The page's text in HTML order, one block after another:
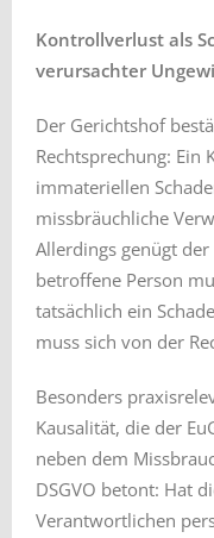
Kontrollverlust als
verursachter
Der Gerichtshof
Rechtsprechung: Ein
immateriellen
missbräuchliche
Allerdings genügt
betroffene Person
tatsächlich ein
muss sich von der
Besonders
Kausalität, die der
neben dem
DSGVO betont: Hat
Verantwortlichen